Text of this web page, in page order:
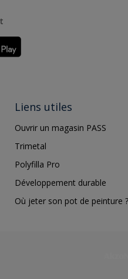
Liens utiles
Ouvrir un magasin PASS
Trimetal
Polyfilla Pro
Développement durable
Où jeter son pot de peinture ?